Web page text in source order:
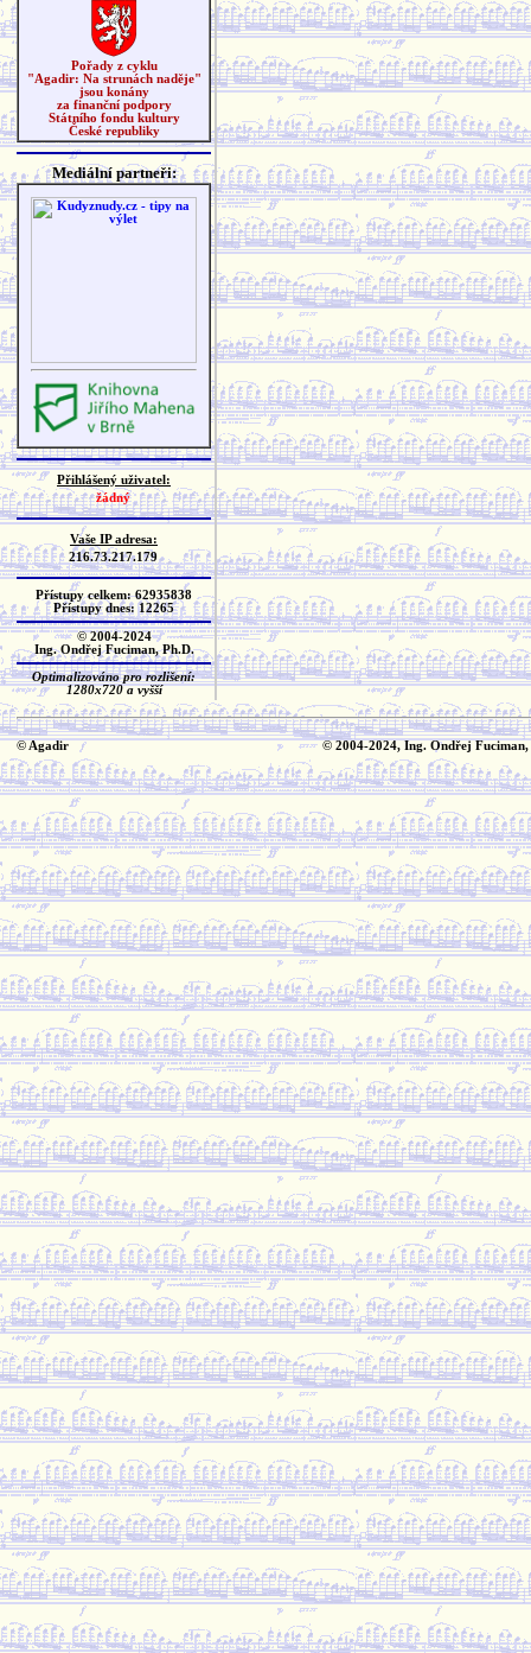
Pořady z cyklu
"Agadir: Na strunách naděje"
jsou konány
za finanční podpory
Státního fondu kultury
České republiky
Mediální partneři:
Přihlášený uživatel:
žádný
Vaše IP adresa:
216.73.217.179
Přístupy celkem: 62935838
Přístupy dnes: 12265
© 2004-2024
Ing. Ondřej Fuciman, Ph.D.
Optimalizováno pro rozlišení:
1280x720 a vyšší
© Agadir © 2004-2024, Ing. Ondřej Fuciman,